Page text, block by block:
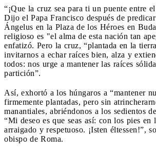
“¡Que la cruz sea para ti un puente entre
Dijo el Papa Francisco después de
Ángelus en la Plaza de los Héroes en
religioso es "el alma de esta nación tan
enfatizó. Pero la cruz, “plantada en la
invitarnos a echar raíces bien, alza y
todos: nos urge a mantener las raíces
partición”.
Así, exhortó a los húngaros a “mantener
firmemente plantadas, pero sin
manantiales, abriéndonos a los sedientos
“Mi deseo es que seas así: con los pies en
arraigado y respetuoso. ¡Isten éltessen!”,
obispo de Roma.